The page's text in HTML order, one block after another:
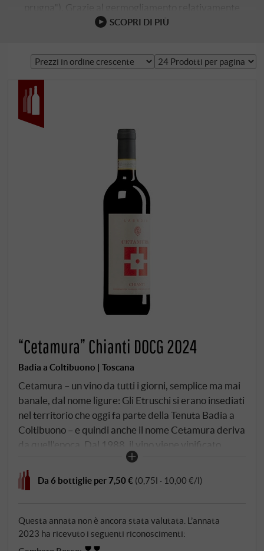
prugna"). Grazie al germogliamento relativamente
tardivo, il Sangiovese non ha quasi problemi con le gelate
malattie. Ha una crescita eretta e non è eccessivamente
legnosa: due caratteristiche che la rendono un vitigno
SCOPRI DI PIÙ
“Cetamura” Chianti DOCG 2024
Badia a Coltibuono | Toscana
Cetamura – un vino da tutti i giorni, semplice ma mai
banale, dal nome ligure: Gli Etruschi si erano insediati
nel territorio che oggi fa parte della Tenuta Badia a
Coltibuono – e quindi anche il nome Cetamura deriva
da quell'epoca. Dal 1988, il vino viene vinificato
selettivamente con le migliori uve Sangiovese, con
l'obiettivo di ottenere un profilo vivace e adatto
anche al consumo quotidiano. Rosso rubino brillante
rosse e accenti floreali, con una sottile speziatura in
sottofondo. Il palato è fresco e morbido, con un frutto
fine e una struttura piacevole, completata da
Da 6 bottiglie per 7,50 € (0,75l · 10,00 €/l)
Questa annata non è ancora stata valutata. L’annata
2023 ha ricevuto i seguenti riconoscimenti: